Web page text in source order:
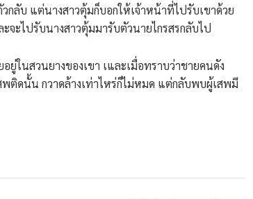
ลับ แต่นางสาวตุ้มก็บอกให้เจ้าหน้าที่ไปรับเขาด้วย
จะไปรับนางสาวตุ้มมารับตัวนายไกรสรกลับไป
ในสวนยางของเขา เและเมื่อทราบว่าชายคนดัง
ติดนั้น กวาดล้างเท่าไหร่ก็ไม่หมด แต่กลับพบผู้เสพมี